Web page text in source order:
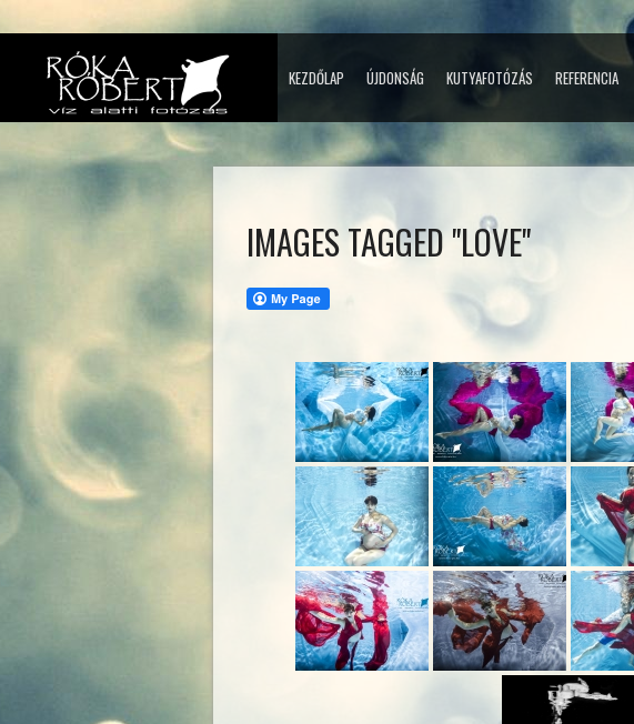
KEZDŐLAP ÚJDONSÁG KUTYAFOTÓZÁS REFERENCIA
IMAGES TAGGED "LOVE"